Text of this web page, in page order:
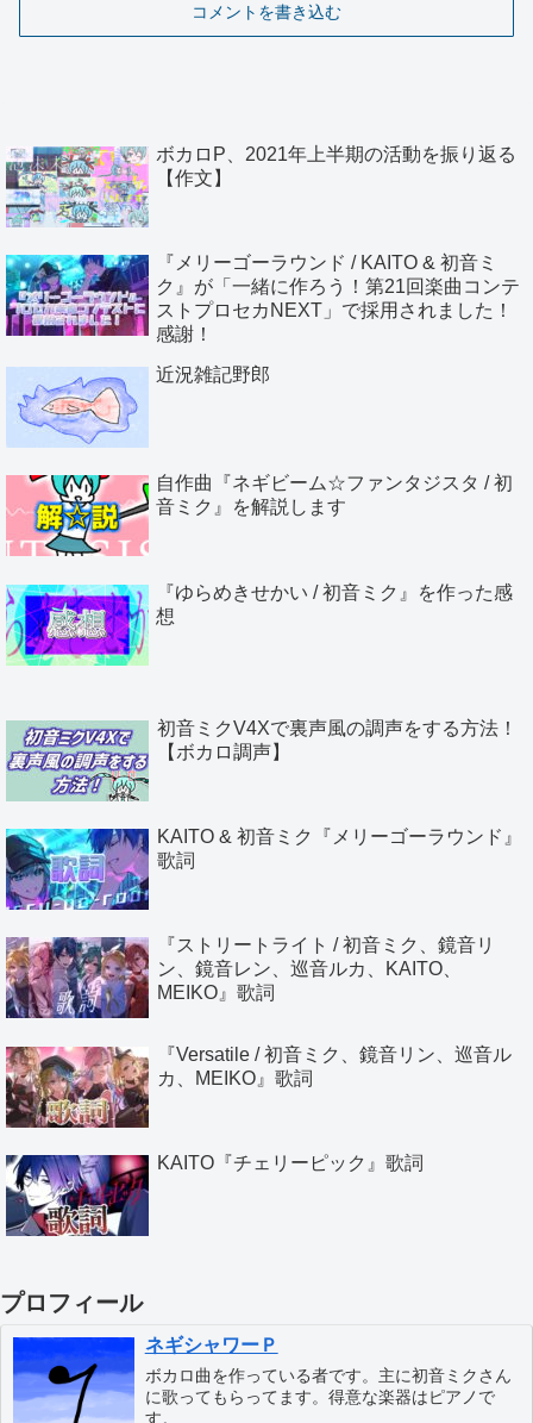
コメントを書き込む
ボカロP、2021年上半期の活動を振り返る
【作文】
『メリーゴーラウンド / KAITO & 初音ミ
ク』が「一緒に作ろう！第21回楽曲コンテ
ストプロセカNEXT」で採用されました！
感謝！
近況雑記野郎
自作曲『ネギビーム☆ファンタジスタ / 初
音ミク』を解説します
『ゆらめきせかい / 初音ミク』を作った感
想
初音ミクV4Xで裏声風の調声をする方法！
【ボカロ調声】
KAITO & 初音ミク『メリーゴーラウンド』
歌詞
『ストリートライト / 初音ミク、鏡音リ
ン、鏡音レン、巡音ルカ、KAITO、
MEIKO』歌詞
『Versatile / 初音ミク、鏡音リン、巡音ル
カ、MEIKO』歌詞
KAITO『チェリーピック』歌詞
プロフィール
ネギシャワーＰ
ボカロ曲を作っている者です。主に初音ミクさん
に歌ってもらってます。得意な楽器はピアノで
す。